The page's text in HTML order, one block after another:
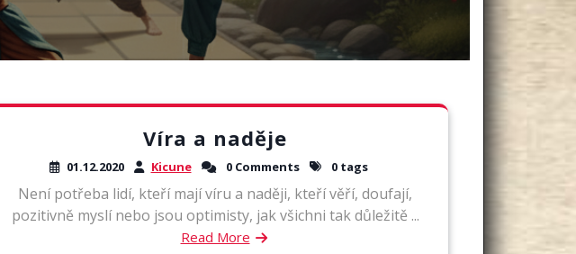
Víra a naděje
01.12.2020 Kicune 0 Comments 0 tags
Není potřeba lidí, kteří mají víru a naději, kteří věří, doufají,
pozitivně myslí nebo jsou optimisty, jak všichni tak důležitě ...
Read More